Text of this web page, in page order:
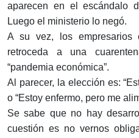
aparecen en el escándalo
Luego el ministerio lo negó.
A su vez, los empresarios
retroceda a una
“pandemia económica”.
Al parecer, la elección es:
o “Estoy enfermo, pero me
Se sabe que no hay
cuestión es no vernos